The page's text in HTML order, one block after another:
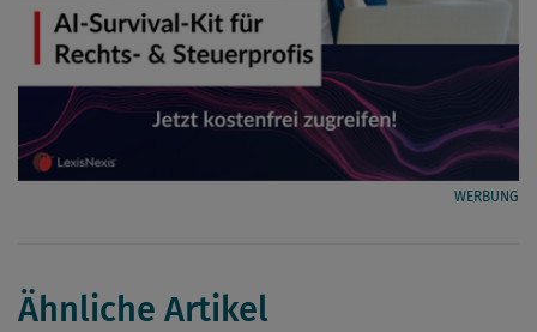
WERBUNG
Ähnliche Artikel